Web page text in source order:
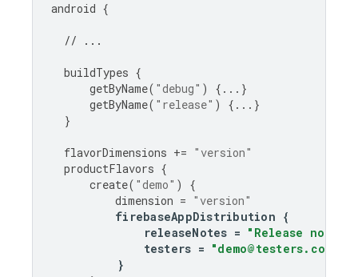
android {
// ...
buildTypes {
getByName( "debug" )
{...}
getByName( "release" )
{...}
}
flavorDimensions += "version"
productFlavors {
create( "demo" )
{
dimension = "version"
firebaseAppDistribution {
releaseNotes = "Release notes
testers = "demo@testers.com"
}